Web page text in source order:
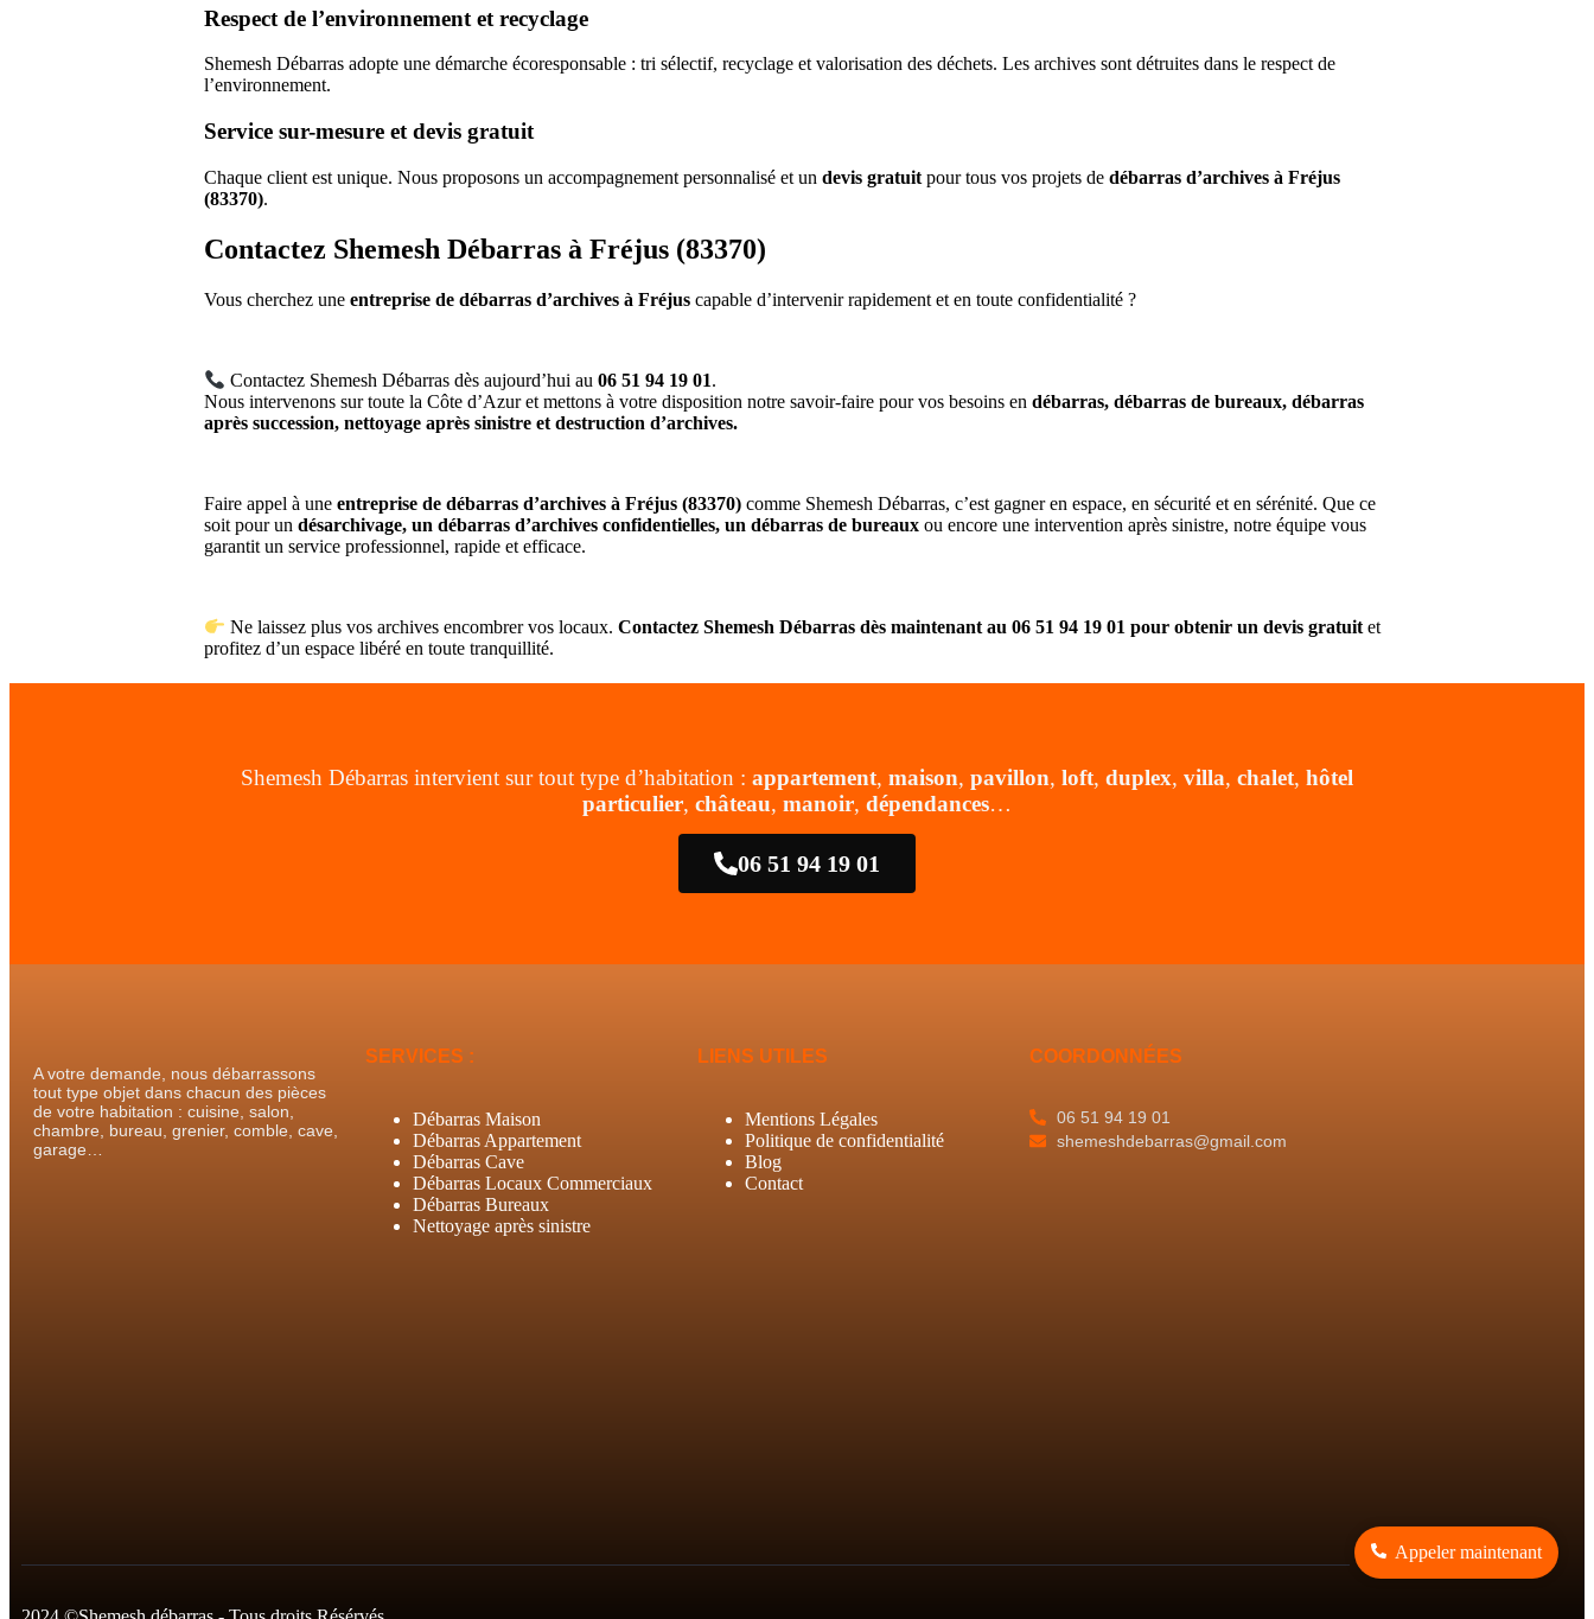
Respect de l’environnement et recyclage
Shemesh Débarras adopte une démarche écoresponsable : tri sélectif, recyclage et valorisation des déchets. Les archives sont détruites dans le respect de
l’environnement.
Service sur-mesure et devis gratuit
Chaque client est unique. Nous proposons un accompagnement personnalisé et un devis gratuit pour tous vos projets de débarras d’archives à Fréjus
(83370).
Contactez Shemesh Débarras à Fréjus (83370)
Vous cherchez une entreprise de débarras d’archives à Fréjus capable d’intervenir rapidement et en toute confidentialité ?
Contactez Shemesh Débarras dès aujourd’hui au06 51 94 19 01.
Nous intervenons sur toute la Côte d’Azur et mettons à votre disposition notre savoir-faire pour vos besoins en débarras, débarras de bureaux, débarras
après succession, nettoyage après sinistre et destruction d’archives.
Faire appel à une entreprise de débarras d’archives à Fréjus (83370) comme Shemesh Débarras, c’est gagner en espace, en sécurité et en sérénité. Que ce
soit pour un désarchivage, un débarras d’archives confidentielles, un débarras de bureaux ou encore une intervention après sinistre, notre équipe vous
garantit un service professionnel, rapide et efficace.
Ne laissez plus vos archives encombrer vos locaux.Contactez Shemesh Débarras dès maintenant au 06 51 94 19 01 pour obtenir un devis gratuit et
profitez d’un espace libéré en toute tranquillité.
Shemesh Débarras intervient sur tout type d’habitation : appartement, maison, pavillon, loft, duplex, villa, chalet, hôtel
particulier, château, manoir, dépendances…
06 51 94 19 01
A votre demande, nous débarrassons
tout type objet dans chacun des pièces
de votre habitation : cuisine, salon,
chambre, bureau, grenier, comble, cave,
garage…
SERVICES :
Débarras Maison
Débarras Appartement
Débarras Cave
Débarras Locaux Commerciaux
Débarras Bureaux
Nettoyage après sinistre
LIENS UTILES
Mentions Légales
Politique de confidentialité
Blog
Contact
COORDONNÉES
06 51 94 19 01
shemeshdebarras@gmail.com
Appeler maintenant